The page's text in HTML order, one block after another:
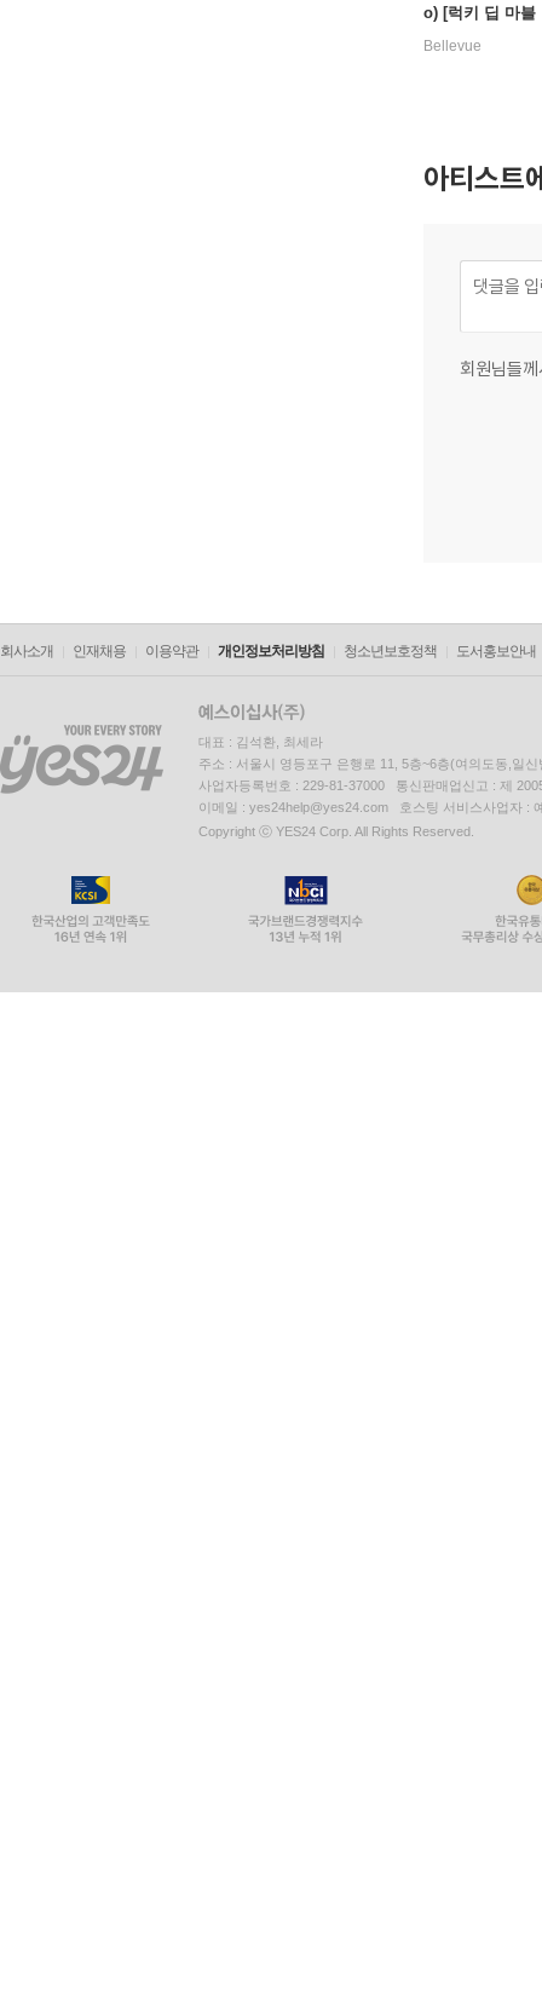
o) [럭키 딥 마블
P]
Bellevue
아티스트
회원님들
회사소개 인재채용 이용약관 개인정보처리방침 청소년보호정책 도서홍보안내
대표 : 김석환, 최세라
주소 : 서울시 영등포구 은행로 11, 5층~6층(여의도동,일신
사업자등록번호 : 229-81-37000 통신판매업신고 : 제
이메일 : yes24help@yes24.com 호스팅 서비스사업자 :
Copyright ⓒ YES24 Corp. All Rights Reserved.